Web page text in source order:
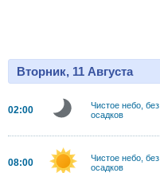
Вторник, 11 Августа
02:00
Чистое небо, без
осадков
08:00
Чистое небо, без
осадков